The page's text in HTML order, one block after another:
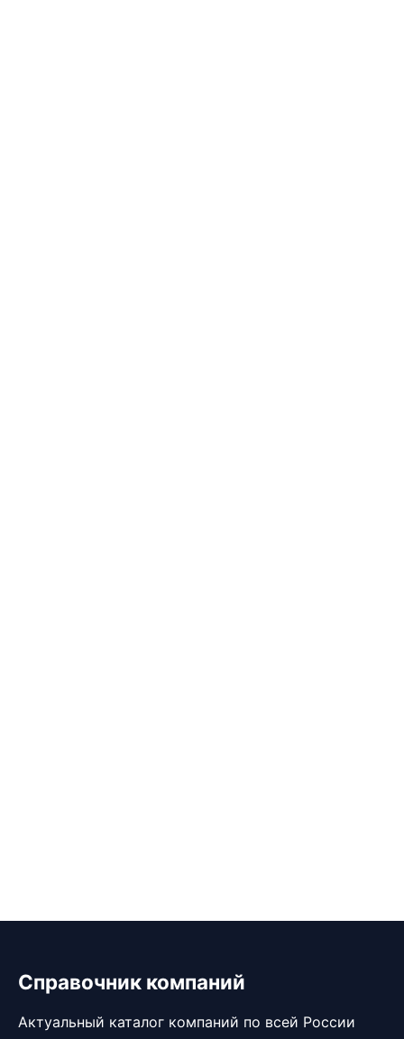
Справочник компаний
Актуальный каталог компаний по всей России